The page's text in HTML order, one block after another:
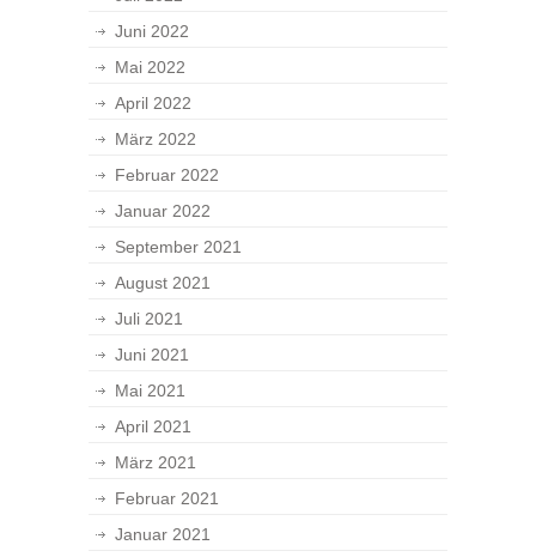
Juni 2022
Mai 2022
April 2022
März 2022
Februar 2022
Januar 2022
September 2021
August 2021
Juli 2021
Juni 2021
Mai 2021
April 2021
März 2021
Februar 2021
Januar 2021